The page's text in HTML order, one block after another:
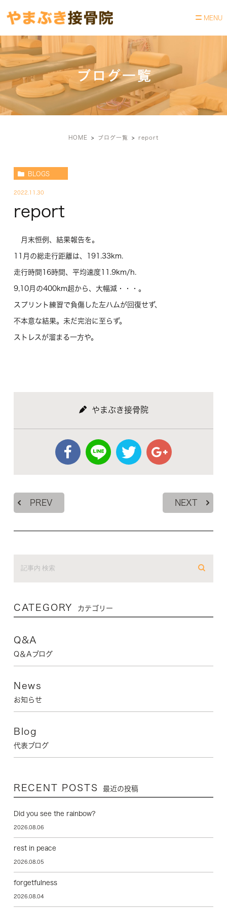
ブログ一覧
HOME ブログ一覧 report
BLOGS
2022.11.30
report
月末恒例、結果報告を。
11月の総走行距離は、191.33km.
走行時間16時間、平均速度11.9km/h.
9,10月の400km超から、大幅減・・・。
スプリント練習で負傷した左ハムが回復せず、
不本意な結果。未だ完治に至らず。
ストレスが溜まる一方や。
やまぶき接骨院
PREV NEXT
CATEGORY カテゴリー
Q&A
Q＆Aブログ
News
お知らせ
Blog
代表ブログ
RECENT POSTS 最近の投稿
Did you see the rainbow?
2026.08.06
rest in peace
2026.08.05
forgetfulness
2026.08.04